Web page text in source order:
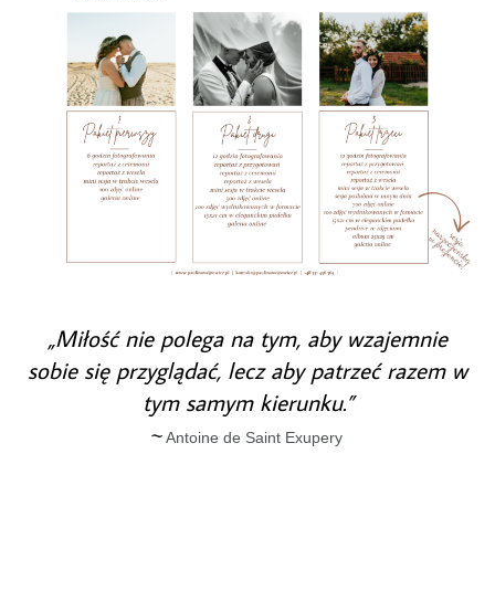
„Miłość nie polega na tym, aby wzajemnie
sobie się przyglądać, lecz aby patrzeć razem w
tym samym kierunku.”
~ Antoine de Saint Exupery